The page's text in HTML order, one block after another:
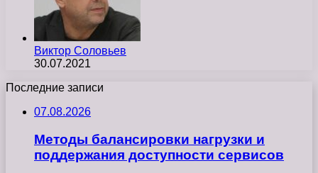
Виктор Соловьев
30.07.2021
Последние записи
07.08.2026
Методы балансировки нагрузки и
поддержания доступности сервисов